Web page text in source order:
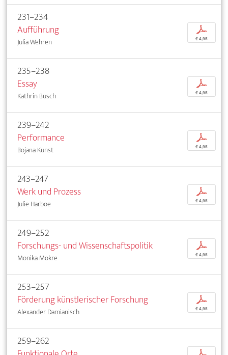
231–234
Aufführung
Julia Wehren
p
€ 4,95
235–238
Essay
Kathrin Busch
p
€ 4,95
239–242
Performance
Bojana Kunst
p
€ 4,95
243–247
Werk und Prozess
Julie Harboe
p
€ 4,95
249–252
Forschungs- und Wissenschaftspolitik
Monika Mokre
p
€ 4,95
253–257
Förderung künstlerischer Forschung
Alexander Damianisch
p
€ 4,95
259–262